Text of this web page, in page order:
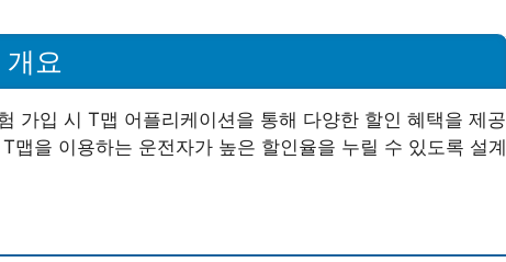
요
가입 시 T맵 어플리케이션을 통해 다양한 할인 혜택을 제공
맵을 이용하는 운전자가 높은 할인율을 누릴 수 있도록 설계